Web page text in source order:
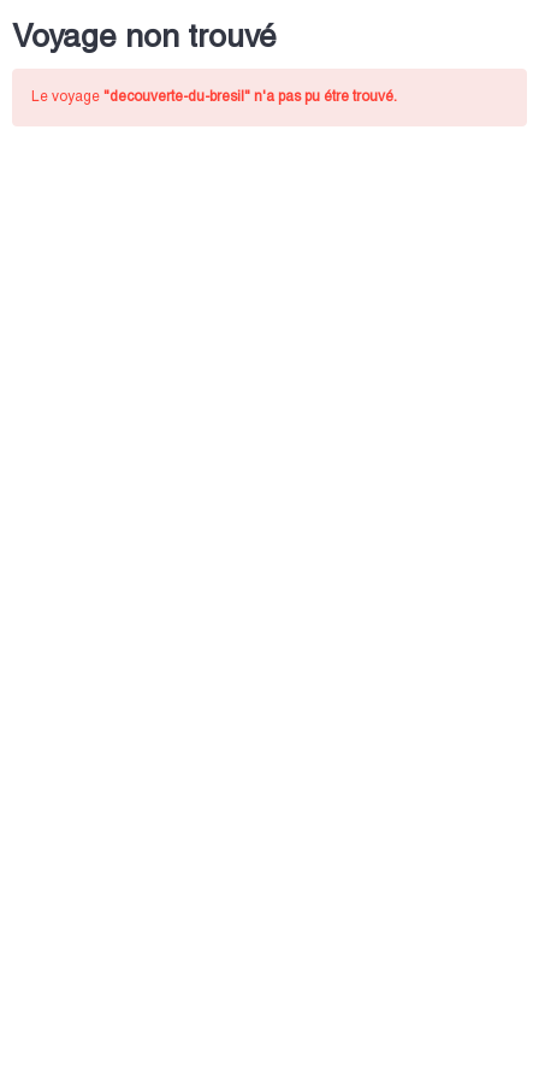
Voyage non trouvé
Le voyage "decouverte-du-bresil" n'a pas pu étre trouvé.